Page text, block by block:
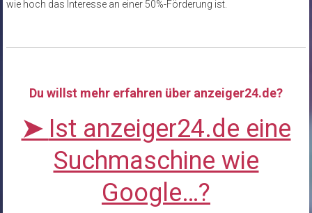
wie hoch das Interesse an einer 50%-Förderung ist.
Du willst mehr erfahren über anzeiger24.de?
➤ Ist anzeiger24.de eine
Suchmaschine wie
Google…?